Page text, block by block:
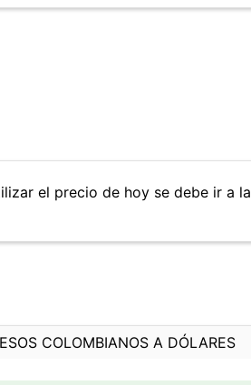
el precio de hoy se debe ir a la
COLOMBIANOS A DÓLARES